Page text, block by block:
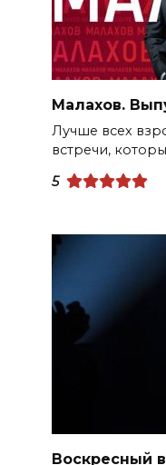
Малахов.
Лучше всех
встречи,
5
Воскресный